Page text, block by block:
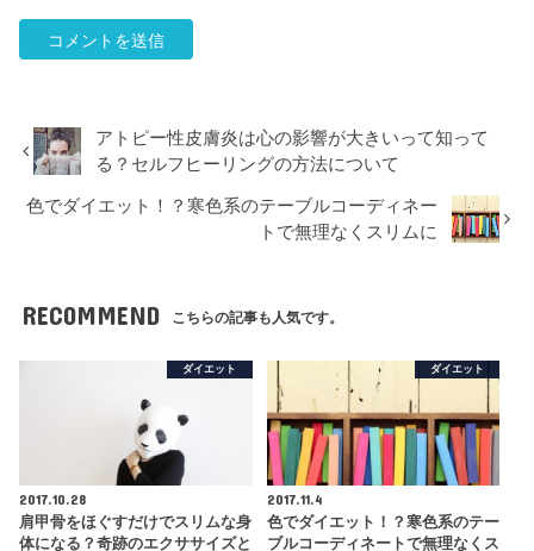
アトピー性皮膚炎は心の影響が大きいって知って
る？セルフヒーリングの方法について
色でダイエット！？寒色系のテーブルコーディネー
トで無理なくスリムに
RECOMMEND こちらの記事も人気です。
ダイエット
2017.10.28
肩甲骨をほぐすだけでスリムな身
体になる？奇跡のエクササイズと
ダイエット
2017.11.4
色でダイエット！？寒色系のテー
ブルコーディネートで無理なくス